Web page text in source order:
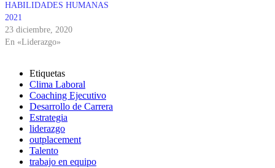
HABILIDADES HUMANAS
2021
23 diciembre, 2020
En «Liderazgo»
Etiquetas
Clima Laboral
Coaching Ejecutivo
Desarrollo de Carrera
Estrategia
liderazgo
outplacement
Talento
trabajo en equipo